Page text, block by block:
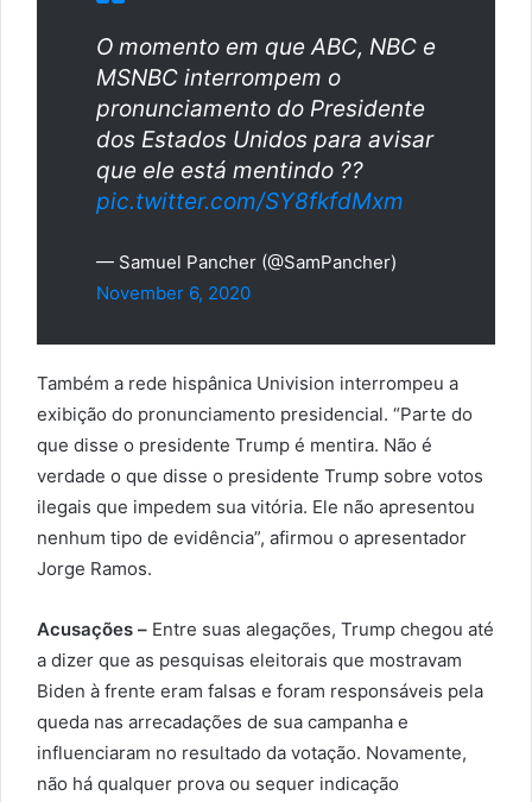
O momento em que ABC, NBC e
MSNBC interrompem o
pronunciamento do Presidente
dos Estados Unidos para avisar
que ele está mentindo ??
pic.twitter.com/SY8fkfdMxm
— Samuel Pancher (@SamPancher)
November 6, 2020
Também a rede hispânica Univision interrompeu a
exibição do pronunciamento presidencial. “Parte do
que disse o presidente Trump é mentira. Não é
verdade o que disse o presidente Trump sobre votos
ilegais que impedem sua vitória. Ele não apresentou
nenhum tipo de evidência”, afirmou o apresentador
Jorge Ramos.
Acusações – Entre suas alegações, Trump chegou até
a dizer que as pesquisas eleitorais que mostravam
Biden à frente eram falsas e foram responsáveis pela
queda nas arrecadações de sua campanha e
influenciaram no resultado da votação. Novamente,
não há qualquer prova ou sequer indicação